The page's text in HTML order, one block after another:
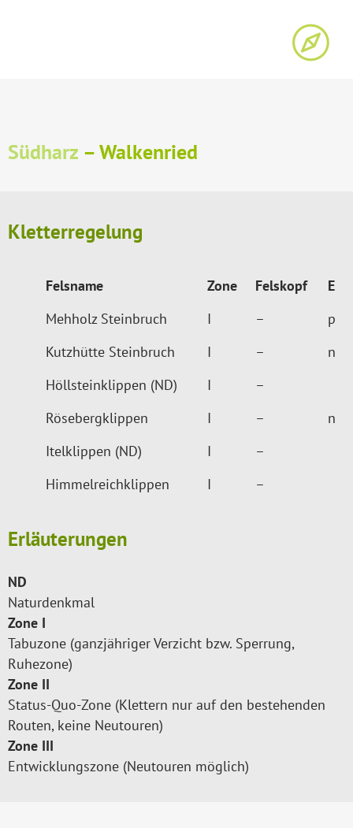
Südharz – Walkenried
Kletterregelung
Felsname Zone Felskopf
E
Mehholz Steinbruch
I –
p
Kutzhütte Steinbruch
I –
n
Höllsteinklippen (ND)
I
–
Rösebergklippen
I –
n
Itelklippen (ND)
I
–
Himmelreichklippen
I –
Erläuterungen
ND
Naturdenkmal
Zone I
Tabuzone (ganzjähriger Verzicht bzw. Sperrung,
Ruhezone)
Zone II
Status-Quo-Zone (Klettern nur auf den bestehenden
Routen, keine Neutouren)
Zone III
Entwicklungszone (Neutouren möglich)